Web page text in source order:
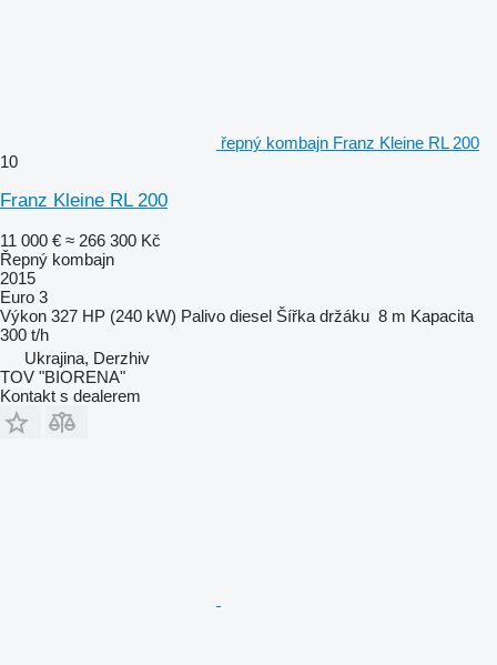
řepný kombajn Franz Kleine RL 200
10
Franz Kleine RL 200
11 000 € ≈ 266 300 Kč
Řepný kombajn
2015
Euro 3
Výkon 327 HP (240 kW) Palivo diesel Šířka držáku 8 m Kapacita
300 t/h
Ukrajina, Derzhiv
TOV "BIORENA"
Kontakt s dealerem